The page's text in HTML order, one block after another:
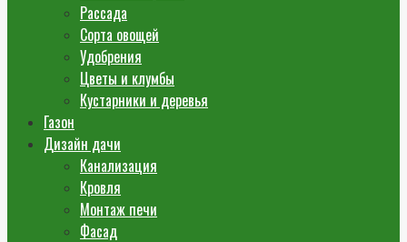
Рассада
Сорта овощей
Удобрения
Цветы и клумбы
Кустарники и деревья
Газон
Дизайн дачи
Канализация
Кровля
Монтаж печи
Фасад